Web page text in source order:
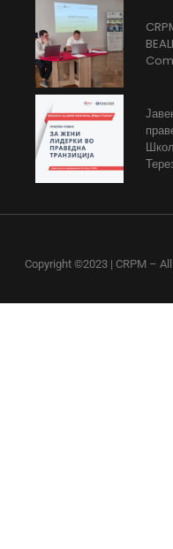
Copyright ©2023 | CRPM –